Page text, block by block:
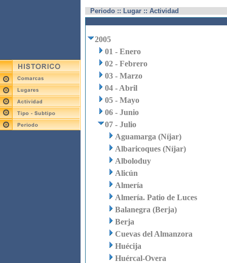
Periodo :: Lugar :: Actividad
2005
01 - Enero
02 - Febrero
03 - Marzo
04 - Abril
05 - Mayo
06 - Junio
07 - Julio
Aguamarga (Níjar)
Albaricoques (Níjar)
Alboloduy
Alicún
Almería
Almería. Patio de Luces
Balanegra (Berja)
Berja
Cuevas del Almanzora
Huécija
Huércal-Overa